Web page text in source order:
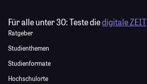
Für alle unter 30:Teste diedigitale ZEIT
Ratgeber
Studienthemen
Studienformate
Hochschulorte